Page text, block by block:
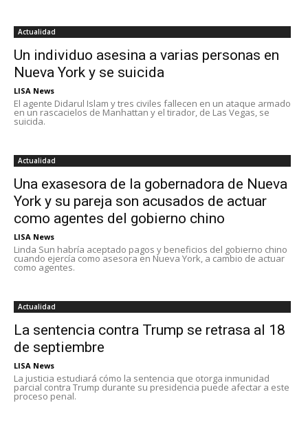
Actualidad
Un individuo asesina a varias personas en
Nueva York y se suicida
LISA News
El agente Didarul Islam y tres civiles fallecen en un ataque armado
en un rascacielos de Manhattan y el tirador, de Las Vegas, se
suicida.
Actualidad
Una exasesora de la gobernadora de Nueva
York y su pareja son acusados de actuar
como agentes del gobierno chino
LISA News
Linda Sun habría aceptado pagos y beneficios del gobierno chino
cuando ejercía como asesora en Nueva York, a cambio de actuar
como agentes.
Actualidad
La sentencia contra Trump se retrasa al 18
de septiembre
LISA News
La justicia estudiará cómo la sentencia que otorga inmunidad
parcial contra Trump durante su presidencia puede afectar a este
proceso penal.